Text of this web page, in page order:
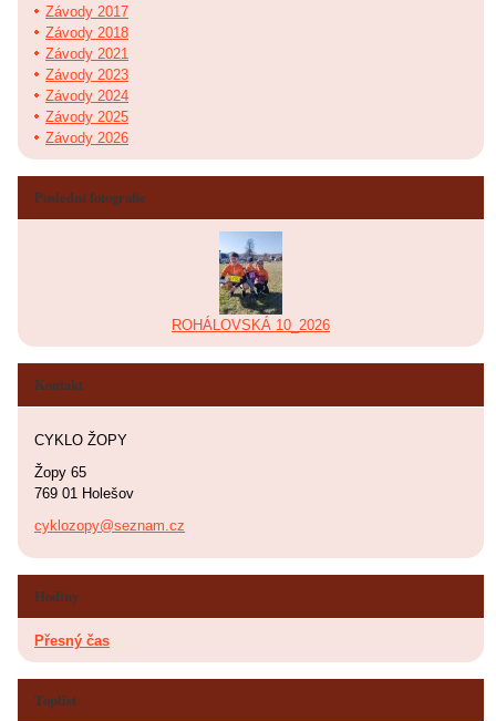
Závody 2017
Závody 2018
Závody 2021
Závody 2023
Závody 2024
Závody 2025
Závody 2026
Poslední fotografie
ROHÁLOVSKÁ 10_2026
Kontakt
CYKLO ŽOPY
Žopy 65
769 01 Holešov
cyklozopy@seznam.cz
Hodiny
Přesný čas
Toplist